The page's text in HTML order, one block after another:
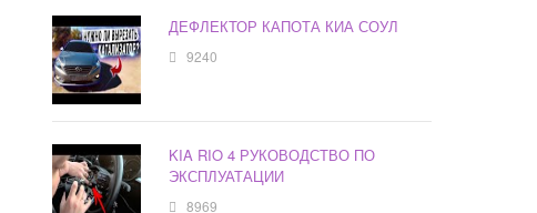
ДЕФЛЕКТОР КАПОТА КИА СОУЛ
9240
KIA RIO 4 РУКОВОДСТВО ПО
ЭКСПЛУАТАЦИИ
8969